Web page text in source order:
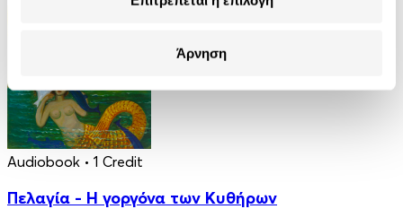
Άρνηση
Audiobook • 1 Credit
Πελαγία - Η γοργόνα των Κυθήρων